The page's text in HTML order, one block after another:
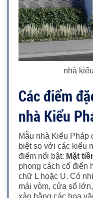
nhà
Các điểm
nhà Kiểu
Mẫu nhà Kiểu Pháp
biệt so với các kiểu
điểm nổi bật: Mặt
phong cách cổ điển
chữ L hoặc U. Có
mái vòm, cửa sổ
xảo bằng các hoa